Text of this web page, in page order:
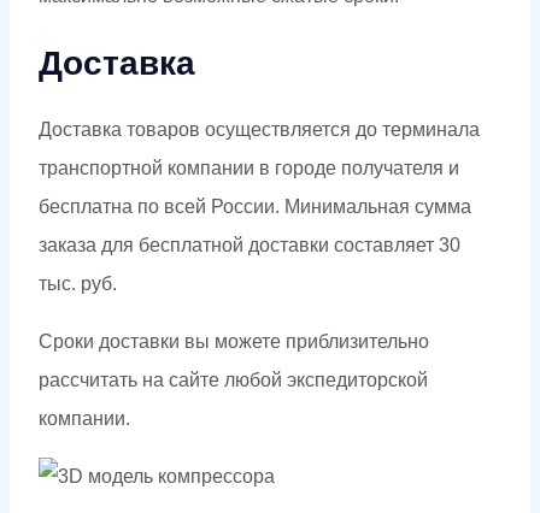
Доставка
Доставка товаров осуществляется до терминала
транспортной компании в городе получателя и
бесплатна по всей России. Минимальная сумма
заказа для бесплатной доставки составляет 30
тыс. руб.
Сроки доставки вы можете приблизительно
рассчитать на сайте любой экспедиторской
компании.